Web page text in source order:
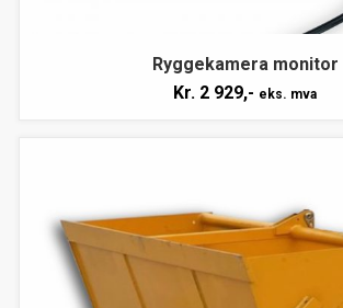
Ryggekamera monitor
Kr. 2 929,- eks. mva